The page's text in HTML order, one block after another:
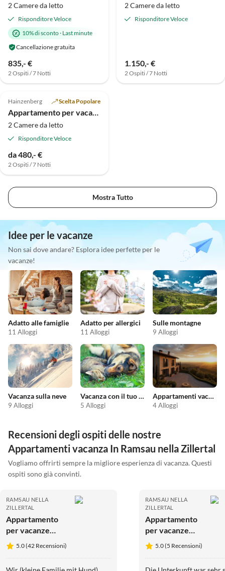
2 Camere da letto
Risponditore Veloce
10% di sconto· Last minute
Cancellazione gratuita
835,- €
2 Ospiti / 7 Notti
2 Camere da letto
Risponditore Veloce
1.150,- €
2 Ospiti / 7 Notti
Hainzenberg Scelta Popolare
Appartamento per vacanze Schwarzachtal
2 Camere da letto
Risponditore Veloce
da 480,- €
2 Ospiti / 7 Notti
Mostra Tutto
Idee per le vacanze
Non sai dove andare? Esplora idee perfette per le
vacanze!
Adatto alle famiglie
11 Alloggi
Adatto per allergici
11 Alloggi
Sulle montagne
9 Alloggi
Vacanza sulla neve
9 Alloggi
Vacanza con il tuo animale domestico
5 Alloggi
Appartamenti vacanze economici
4 Alloggi
Recensioni degli ospiti delle nostre
Appartamenti vacanza In Ramsau nella Zillertal
Vogliamo offrirti sempre la migliore esperienza di vacanza. Questi
ospiti sono già convinti.
RAMSAU NELLA
ZILLERTAL
Appartamento
per vacanze
Ramona
5.0 (42 Recensioni)
RAMSAU NELLA
ZILLERTAL
Appartamento
per vacanze
RÃ¶ssler
5.0 (5 Recensioni)